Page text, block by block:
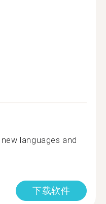
languages and
下载软件